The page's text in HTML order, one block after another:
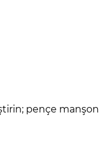
pençe